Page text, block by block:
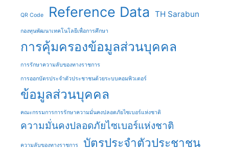
QR Code Reference Data TH Sarabun
กองทุนพัฒนาเทคโนโลยีเพื่อการศึกษา
การคุ้มครองข้อมูลส่วนบุคคล
การรักษาความลับของทางราชการ
การออกบัตรประจําตัวประชาชนด้วยระบบคอมพิวเตอร์
ข้อมูลส่วนบุคคล
คณะกรรมการการรักษาความมั่นคงปลอดภัยไซเบอร์แห่งชาติ
ความมั่นคงปลอดภัยไซเบอร์แห่งชาติ
ความลับของทางราชการ
บัตรประจําตัวประชาชน